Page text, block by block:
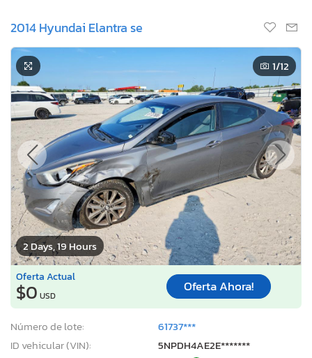
2014 Hyundai Elantra se
2 Days, 19 Hours
1/12
Oferta Actual
$0 USD
Oferta Ahora!
Número de lote:
61737***
ID vehicular (VIN):
5NPDH4AE2E*******